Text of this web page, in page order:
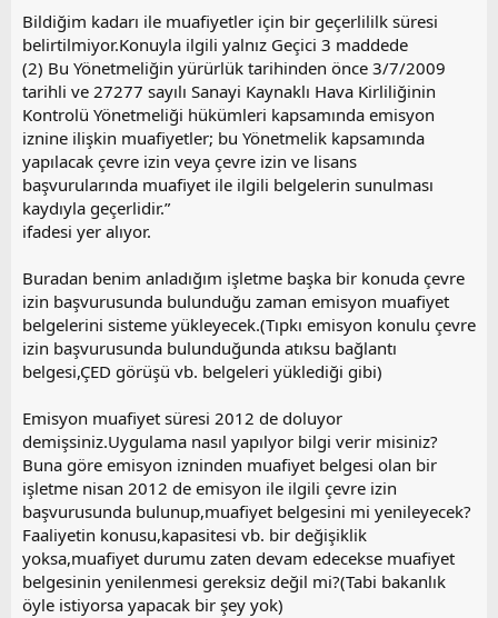
y
l
a
Bildiğim kadarı ile muafiyetler için bir geçerlililk süresi
belirtilmiyor.Konuyla ilgili yalnız Geçici 3 maddede
(2) Bu Yönetmeliğin yürürlük tarihinden önce 3/7/2009
tarihli ve 27277 sayılı Sanayi Kaynaklı Hava Kirliliğinin
Kontrolü Yönetmeliği hükümleri kapsamında emisyon
iznine ilişkin muafiyetler; bu Yönetmelik kapsamında
yapılacak çevre izin veya çevre izin ve lisans
başvurularında muafiyet ile ilgili belgelerin sunulması
kaydıyla geçerlidir.”
ifadesi yer alıyor.
Buradan benim anladığım işletme başka bir konuda çevre
izin başvurusunda bulunduğu zaman emisyon muafiyet
belgelerini sisteme yükleyecek.(Tıpkı emisyon konulu çevre
izin başvurusunda bulunduğunda atıksu bağlantı
belgesi,ÇED görüşü vb. belgeleri yüklediği gibi)
Emisyon muafiyet süresi 2012 de doluyor
demişsiniz.Uygulama nasıl yapılyor bilgi verir misiniz?
Buna göre emisyon izninden muafiyet belgesi olan bir
işletme nisan 2012 de emisyon ile ilgili çevre izin
başvurusunda bulunup,muafiyet belgesini mi yenileyecek?
Faaliyetin konusu,kapasitesi vb. bir değişiklik
yoksa,muafiyet durumu zaten devam edecekse muafiyet
belgesinin yenilenmesi gereksiz değil mi?(Tabi bakanlık
öyle istiyorsa yapacak bir şey yok)